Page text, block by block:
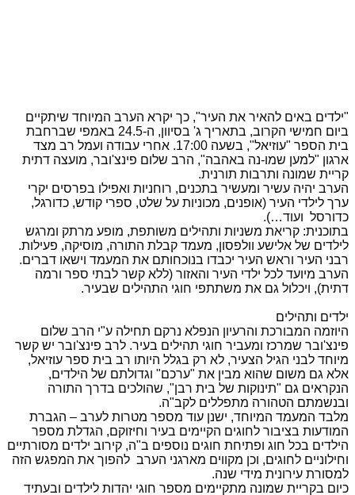
"ילדים באים להאיר את העיר", כך יקרא הערב המיוחד שיתקיים
ביום חמישי הקרוב, בתאריך ג' בסיוון, ה-24.5 באמפי שברחבת
בית הספר "עוזיאל", בשעה 17:00. אחרי עבודה ועמל רב מצד
ארגון "למען שמו-נה באהבה", הרב שלום פינצ'ובר, מועצה דתית
קריית שמונה ותרבות תורנית.
הערב יהיה עשיר ומעשיר בתכנים, רוחניות ואפילו בפרסים יקרי
ערך לילדי העיר (אופנים, מכוניות על שלט, ספרי קודש, כדורגל,
כדורסל ועוד…).
בתוכנית: קריאת משניות ותהילים משותפת, מופע מרתק ומרגש
לילדים של אלישע וולפסון, מעמד קבלת התורה, מוסיקה, פעילות.
רבני העיר וראש העיר יכבדו בנוכחותם את המעמד וישאו דברים.
הערב מיועד לכל ילדי העיר והאזור (ללא קשר לבתי ספר ורמה
דתית), ויכלול גם את משתתפי חוגי התהילים שבעיר.
ילדים ותהילים
היוזמה המבורכת והרעיון הנפלא נרקם תחילה ע"י הרב שלום
פינצ'ובר שמרכז ומעביר חוגי תהילים בעיר. לרב פינצ'ובר יש קשר
מיוחד לבני הגיל הצעיר, לא רק בגלל היותו רב בית ספר עוזיאל,
אלא גם משום שהוא מבין את "ערכם" וגדולתם של הילדים,
הנקראים גם "תינוקות של בית רבן", שהולכים בדרך התורה
ובנשמתם הטהורה מתפללים לקב"ה.
מלבד המעמד המיוחד, ישנן עוד מספר מטרות לערב – הגברת
המודעות בציבור לחוגים הקיימים בעיר וחיזוקם, הגדלת מספר
הילדים בכל חוג ופתיחת חוגים נוספים ב"ה, קירוב ילדים מסורתיים
וחילוניים לחוגים, וכן מקווים מארגני הערב להפוך את המפגש הזה
למסורת עירונית מידי שנה.
כיום בקריית שמונה מתקיימים מספר חוגי יהדות לילדים ובעתיד